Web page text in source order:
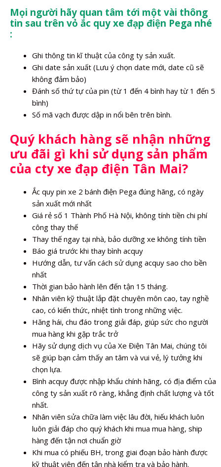
Mọi người hãy quan tâm tới một vài thông
tin sau trên vỏ ắc quy xe đạp điện Pega nhé
:
Ghi thông tin kĩ thuật của công ty sản xuất.
Ghi date sản xuất (Lưu ý chọn date mới, date cũ sẽ
không đảm bảo)
Đánh số thứ tự của pin (từ 1 đến 4 bình hay từ 1 đến 5
bình)
Số mã vạch được dập in nổi bên trên bình.
Quý khách hàng sẽ nhận những
ưu đãi gì khi sử dụng sản phẩm
của cty xe đạp điện Tân Mai?
Ắc quy pin xe 2 bánh điện Pega đúng hãng, có ngày
sản xuất mới nhất
Giá rẻ số 1 Thành Phố Hà Nội, không tính tiền chi phí
công thay thế
Thay thế ngay tại nhà, bảo dưỡng xe không tính tiền
Báo giá trước khi thay bình acquy
Hướng dẫn, tư vấn cách sử dụng acquy sao cho bền
nhất
Thời gian bảo hành lên đến tận 15 tháng.
Nhân viên kỹ thuật lắp đặt chuyên môn cao, tay nghề
cao, có kiến thức, nhiệt tình trong những việc.
Hăng hái, chu đáo trong giải đáp, giúp sức cho người
mua hàng khi gặp trắc trở
Hãy sử dụng dịch vụ của Xe Điện Tân Mai, chúng tôi
sẽ giúp bạn cảm thấy an tâm và vui vẻ, lý tưởng khi
chọn lựa.
Bình acquy được nhập khẩu chính hãng, có địa điểm của
công ty sản xuất rõ ràng, khẳng định chất lượng và tốt
nhất.
Nhân viên sửa chữa làm việc lâu đời, hiếu khách luôn
luôn giải đáp cho quý khách khi mua mua hàng, ship
hàng đến tận nơi chuẩn giờ
Khi mua có phiếu BH, trong giai đoạn bảo hành được
kỹ thuật viên đến tận nhà kiểm tra và bảo hành.